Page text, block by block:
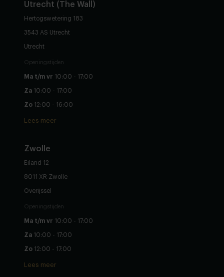
Utrecht (The Wall)
Hertogswetering 183
3543 AS Utrecht
Utrecht
Openingstijden
Ma t/m vr 10:00 - 17:00
Za 10:00 - 17:00
Zo 12:00 - 16:00
Lees meer
Zwolle
Eiland 12
8011 XR Zwolle
Overijssel
Openingstijden
Ma t/m vr 10:00 - 17:00
Za 10:00 - 17:00
Zo 12:00 - 17:00
Lees meer